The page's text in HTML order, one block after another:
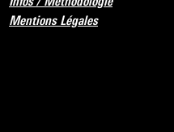
Mentions Légales